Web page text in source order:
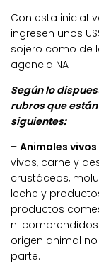
Con esta
ingresen unos
sojero como de
agencia NA
Según lo
rubros que
siguientes:
– Animales
vivos, carne y
crustáceos,
leche y
productos
ni
origen animal
parte.